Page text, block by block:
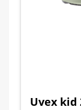
Uvex kid